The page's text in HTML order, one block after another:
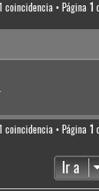
coincidencia • Página 1
coincidencia • Página 1
Ir a